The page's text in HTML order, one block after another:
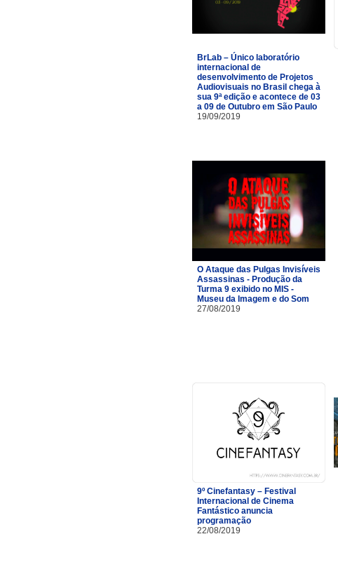
BrLab – Único laboratório
internacional de
desenvolvimento de Projetos
Audiovisuais no Brasil chega à
sua 9ª edição e acontece de 03
a 09 de Outubro em São Paulo
19/09/2019
O Ataque das Pulgas Invisíveis
Assassinas - Produção da
Turma 9 exibido no MIS -
Museu da Imagem e do Som
27/08/2019
9º Cinefantasy – Festival
Internacional de Cinema
Fantástico anuncia
programação
22/08/2019